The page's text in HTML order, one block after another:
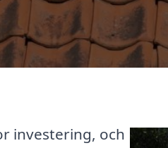
investering, och